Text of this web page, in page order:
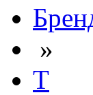
»
T